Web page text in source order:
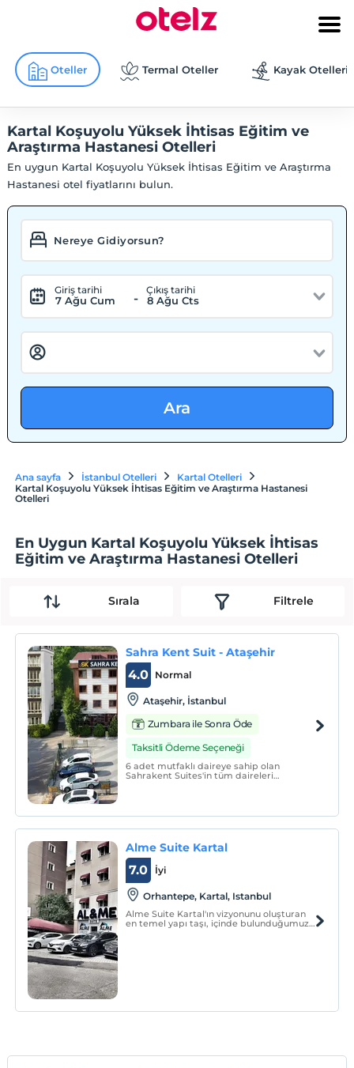
Oteller Termal Oteller Kayak Otelleri
Kartal Koşuyolu Yüksek İhtisas Eğitim ve
Araştırma Hastanesi Otelleri
En uygun Kartal Koşuyolu Yüksek İhtisas Eğitim ve Araştırma
Hastanesi otel fiyatlarını bulun.
Giriş tarihi
7 Ağu Cum -
Çıkış tarihi
8 Ağu Cts
Ara
Ana sayfa İstanbul Otelleri
Kartal Otelleri
Kartal Koşuyolu Yüksek İhtisas Eğitim ve Araştırma Hastanesi
Otelleri
En Uygun Kartal Koşuyolu Yüksek İhtisas
Eğitim ve Araştırma Hastanesi Otelleri
Sırala Filtrele
Sahra Kent Suit - Ataşehir
Normal
4.0
Ataşehir, İstanbul
Zumbara ile Sonra Öde
Taksitli Ödeme Seçeneği
6 adet mutfaklı daireye sahip olan
Sahrakent Suites'in tüm daireleri
ocak bulunmaktadır.
Alme Suite Kartal
İyi
7.0
Orhantepe, Kartal, Istanbul
Alme Suite Kartal'ın vizyonunu oluşturan
en temel yapı taşı, içinde bulunduğumuz